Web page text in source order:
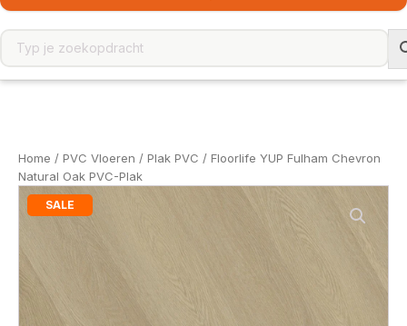
Home / PVC Vloeren / Plak PVC / Floorlife YUP Fulham Chevron
Natural Oak PVC-Plak
SALE